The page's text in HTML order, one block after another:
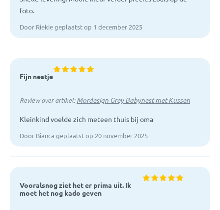
foto.
Door Riekie geplaatst op 1 december 2025
Fijn nestje
Review over artikel:Mordesign Grey Babynest met Kussen
Kleinkind voelde zich meteen thuis bij oma
Door Bianca geplaatst op 20 november 2025
Vooralsnog ziet het er prima uit. Ik
moet het nog kado geven